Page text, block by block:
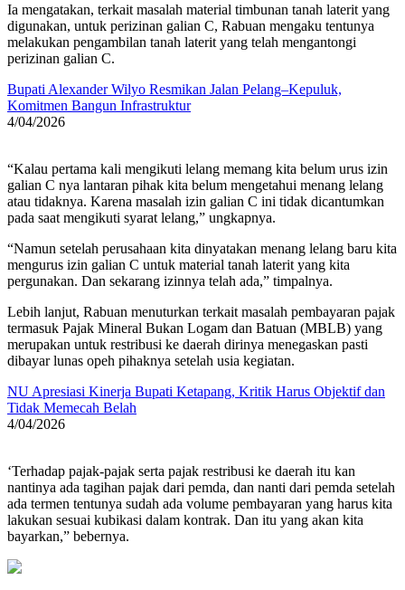
Ia mengatakan, terkait masalah material timbunan tanah laterit yang
digunakan, untuk perizinan galian C, Rabuan mengaku tentunya
melakukan pengambilan tanah laterit yang telah mengantongi
perizinan galian C.
Bupati Alexander Wilyo Resmikan Jalan Pelang–Kepuluk,
Komitmen Bangun Infrastruktur
4/04/2026
“Kalau pertama kali mengikuti lelang memang kita belum urus izin
galian C nya lantaran pihak kita belum mengetahui menang lelang
atau tidaknya. Karena masalah izin galian C ini tidak dicantumkan
pada saat mengikuti syarat lelang,” ungkapnya.
“Namun setelah perusahaan kita dinyatakan menang lelang baru kita
mengurus izin galian C untuk material tanah laterit yang kita
pergunakan. Dan sekarang izinnya telah ada,” timpalnya.
Lebih lanjut, Rabuan menuturkan terkait masalah pembayaran pajak
termasuk Pajak Mineral Bukan Logam dan Batuan (MBLB) yang
merupakan untuk restribusi ke daerah dirinya menegaskan pasti
dibayar lunas opeh pihaknya setelah usia kegiatan.
NU Apresiasi Kinerja Bupati Ketapang, Kritik Harus Objektif dan
Tidak Memecah Belah
4/04/2026
‘Terhadap pajak-pajak serta pajak restribusi ke daerah itu kan
nantinya ada tagihan pajak dari pemda, dan nanti dari pemda setelah
ada termen tentunya sudah ada volume pembayaran yang harus kita
lakukan sesuai kubikasi dalam kontrak. Dan itu yang akan kita
bayarkan,” bebernya.